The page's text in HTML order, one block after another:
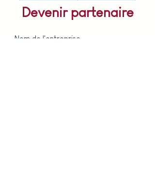
Devenir partenaire
Nom de l'entreprise